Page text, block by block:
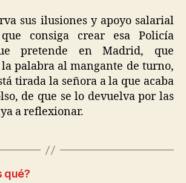
sus ilusiones y apoyo salarial
consiga crear esa Policía
pretende en Madrid, que
palabra al mangante de turno,
tirada la señora a la que acaba
de que se lo devuelva por las
a reflexionar.
qué?